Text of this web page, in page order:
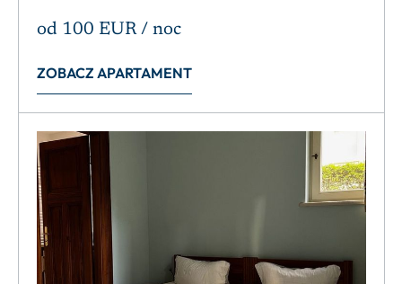
od 100 EUR/ noc
ZOBACZ APARTAMENT